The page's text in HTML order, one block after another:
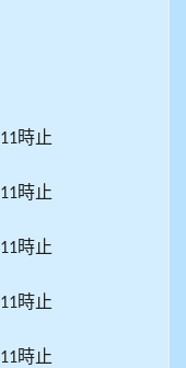
11時止
11時止
11時止
11時止
11時止